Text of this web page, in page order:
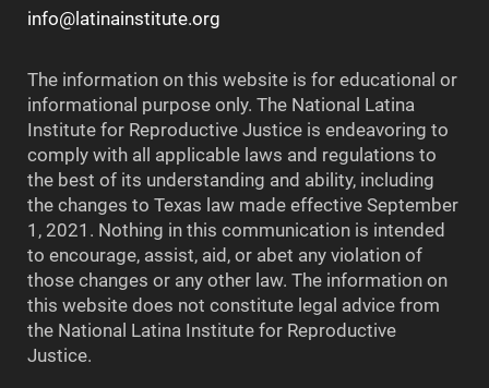
info@latinainstitute.org
The information on this website is for educational or
informational purpose only. The National Latina
Institute for Reproductive Justice is endeavoring to
comply with all applicable laws and regulations to
the best of its understanding and ability, including
the changes to Texas law made effective September
1, 2021. Nothing in this communication is intended
to encourage, assist, aid, or abet any violation of
those changes or any other law. The information on
this website does not constitute legal advice from
the National Latina Institute for Reproductive
Justice.